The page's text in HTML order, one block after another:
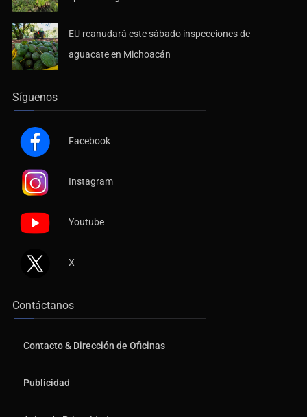
EU reanudará este sábado inspecciones de
aguacate en Michoacán
Síguenos
Facebook
Instagram
Youtube
X
Contáctanos
Contacto & Dirección de Oficinas
Publicidad